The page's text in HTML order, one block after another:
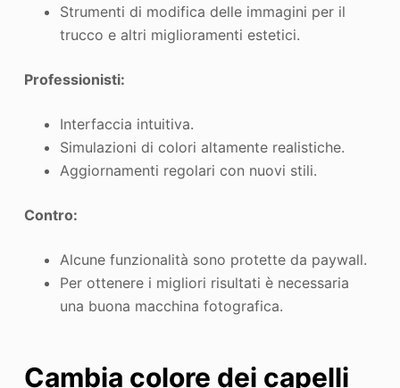
Strumenti di modifica delle immagini per il
trucco e altri miglioramenti estetici.
Professionisti:
Interfaccia intuitiva.
Simulazioni di colori altamente realistiche.
Aggiornamenti regolari con nuovi stili.
Contro:
Alcune funzionalità sono protette da paywall.
Per ottenere i migliori risultati è necessaria
una buona macchina fotografica.
Cambia colore dei capelli